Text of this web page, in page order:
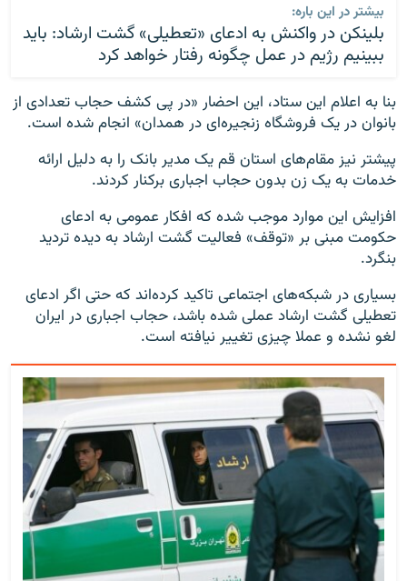
بیشتر در این باره:
بلینکن در واکنش به ادعای «تعطیلی» گشت ارشاد: باید
ببینیم رژیم در عمل چگونه رفتار خواهد کرد
بنا به اعلام این ستاد، این احضار «در پی کشف حجاب تعدادی از
بانوان در یک فروشگاه زنجیره‌ای در همدان» انجام شده است.
پیشتر نیز مقام‌های استان قم یک مدیر بانک را به دلیل ارائه
خدمات به یک زن بدون حجاب اجباری برکنار کردند.
افزایش این موارد موجب شده که افکار عمومی به ادعای
حکومت مبنی بر «توقف» فعالیت گشت ارشاد به دیده تردید
بنگرد.
بسیاری در شبکه‌های اجتماعی تاکید کرده‌اند که حتی اگر ادعای
تعطیلی گشت ارشاد عملی شده باشد، حجاب اجباری در ایران
لغو نشده و عملا چیزی تغییر نیافته است.